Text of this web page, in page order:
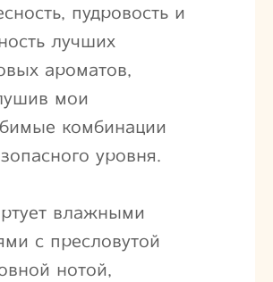
пудровость и
лучших
ароматов,
мои
комбинации
уровня.
влажными
с пресловутой
нотой,